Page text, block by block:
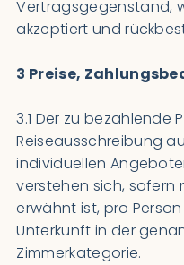
Vertragsgegenstand,
akzeptiert und
3 Preise,
3.1 Der zu bezahlende
Reiseausschreibung
individuellen
verstehen sich,
erwähnt ist, pro
Unterkunft in der
Zimmerkategorie.